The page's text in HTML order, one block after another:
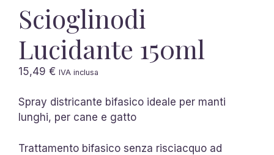
Scioglinodi
Lucidante 150ml
15,49 € IVA inclusa
Spray districante bifasico ideale per manti
lunghi, per cane e gatto
Trattamento bifasico senza risciacquo ad